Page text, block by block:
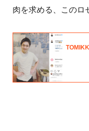
肉を求める、このロ